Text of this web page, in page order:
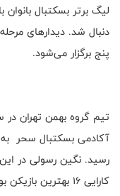
دنبال شد. دیدارهای
پنج برگزار می‌شود.
تیم گروه بهمن تهران در
کارایی ۱۶